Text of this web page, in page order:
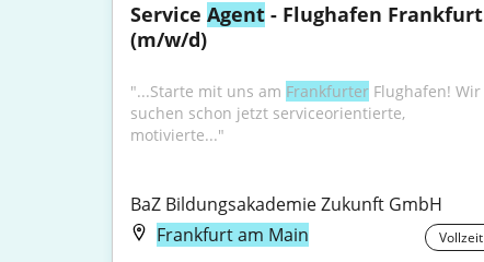
Service Agent - Flughafen Frankfurt
(m/w/d)
"...Starte mit uns am Frankfurter Flughafen! Wir
suchen schon jetzt serviceorientierte,
motivierte..."
BaZ Bildungsakademie Zukunft GmbH
Frankfurt am Main
Vollzeit